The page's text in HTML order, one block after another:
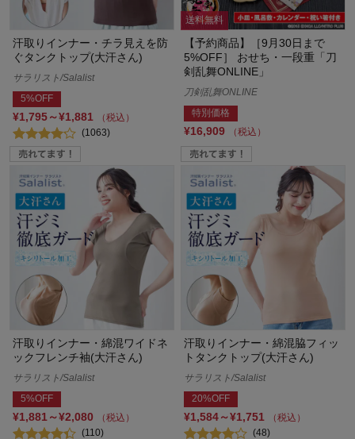
汗取りインナー・チラ見えを防
ぐタンクトップ(大汗さん)
サラリスト/Salalist
5%OFF
¥1,795～¥1,881
（税込）
(1063)
送料無料
【予約商品】［9月30日まで
5%OFF］ おせち・一段重「刀
剣乱舞ONLINE」
刀剣乱舞ONLINE
特別価格
¥16,909 （税込）
汗取りインナー・綿混ワイドネ
ックフレンチ袖(大汗さん)
サラリスト/Salalist
5%OFF
¥1,881～¥2,080
（税込）
(110)
汗取りインナー・綿混脇フィッ
トタンクトップ(大汗さん)
サラリスト/Salalist
20%OFF
¥1,584～¥1,751
（税込）
(48)